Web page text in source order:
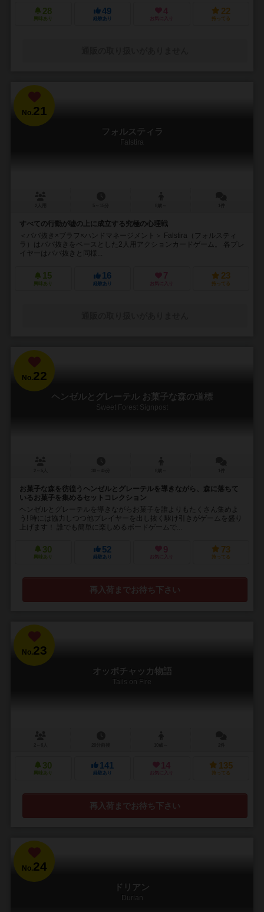
28
興味あり
49
経験あり
4
お気に入り
22
持ってる
No.21
フォルスティラ
Falstira
すべての行動が嘘の上に成立する究極の心理戦
＜ババ抜き×ブラフ×ハンドマネージメント＞ Falstira（フォルスティ
ラ）はババ抜きをベースとした2人用アクションカードゲーム。 各プレ
イヤーはババ抜きと同様...
15
興味あり
16
経験あり
7
お気に入り
23
持ってる
No.22
ヘンゼルとグレーテル お菓子な森の道標
Sweet Forest Signpost
お菓子な森を彷徨うヘンゼルとグレーテルを導きながら、森に落ちて
いるお菓子を集めるセットコレクション
ヘンゼルとグレーテルを導きながらお菓子を誰よりもたくさん集めよ
う! 時には協力しつつ他プレイヤーを出し抜く駆け引きがゲームを盛り
上げます！ 誰でも簡単に楽しめるボードゲームで...
30
興味あり
52
経験あり
9
お気に入り
73
持ってる
再入荷までお待ち下さい
No.23
オッポチャッカ物語
Tails on Fire
30
興味あり
141
経験あり
14
お気に入り
135
持ってる
再入荷までお待ち下さい
No.24
ドリアン
Durian